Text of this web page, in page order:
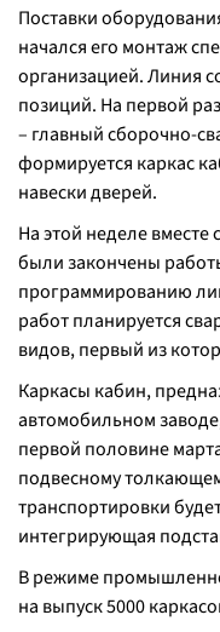
Поставки
начался его монтаж
организацией. Линия
позиций. На первой
– главный сборочно-
формируется каркас
навески дверей.
На этой неделе
были закончены
программированию
работ планируется
видов, первый из
Каркасы кабин,
автомобильном
первой половине
подвесному
транспортировки
интегрирующая
В режиме
на выпуск 5000